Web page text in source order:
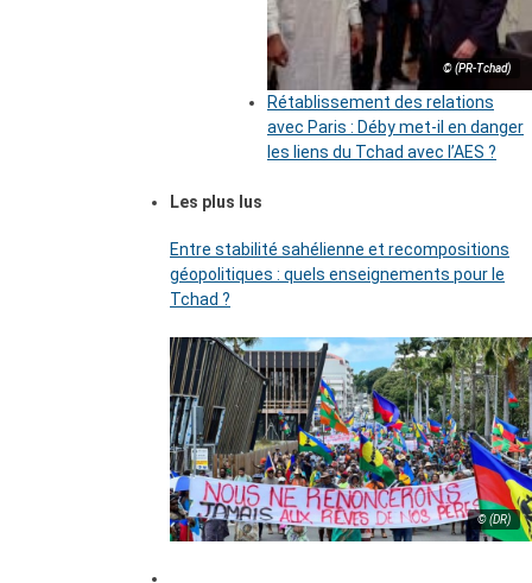
© (PR-Tchad)
Rétablissement des relations
avec Paris : Déby met-il en danger
les liens du Tchad avec l’AES ?
Les plus lus
Entre stabilité sahélienne et recompositions
géopolitiques : quels enseignements pour le
Tchad ?
© (DR)